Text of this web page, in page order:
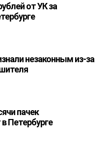
от УК за
незаконным из-за
пачек
Петербурге